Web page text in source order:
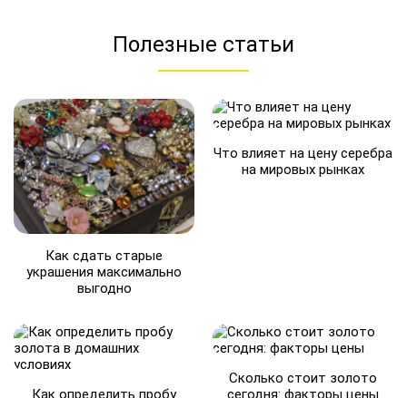
Полезные статьи
Как сдать старые
украшения максимально
выгодно
Что влияет на цену серебра
на мировых рынках
Как определить пробу
Сколько стоит золото
сегодня: факторы цены